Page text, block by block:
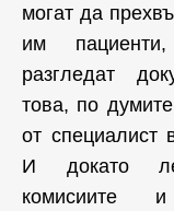
могат да
им
разгледат
това, по
от специалист
И докато
комисиите